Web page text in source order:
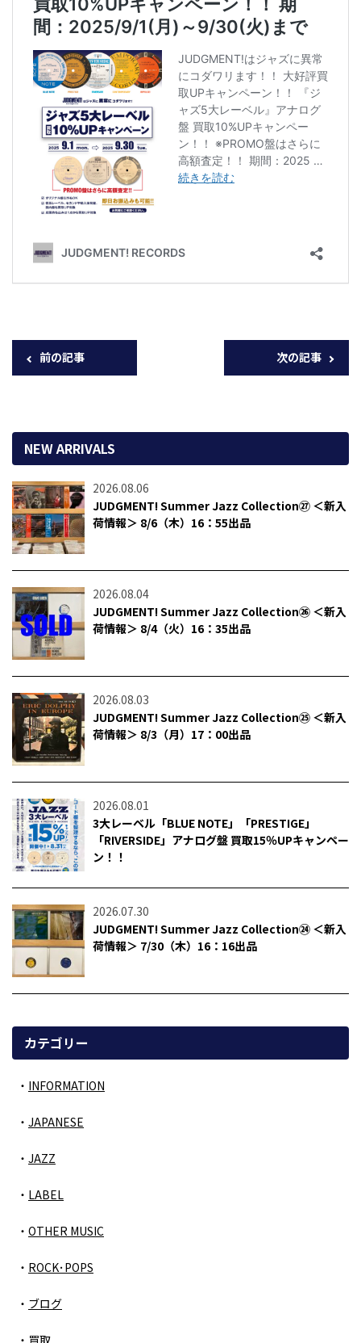
前の記事 次の記事
NEW ARRIVALS
2026.08.06
JUDGMENT! Summer Jazz Collection㉗ ＜新入
荷情報＞ 8/6（木）16：55出品
2026.08.04
JUDGMENT! Summer Jazz Collection㉖ ＜新入
荷情報＞ 8/4（火）16：35出品
2026.08.03
JUDGMENT! Summer Jazz Collection㉕ ＜新入
荷情報＞ 8/3（月）17：00出品
2026.08.01
3大レーベル「BLUE NOTE」「PRESTIGE」
「RIVERSIDE」アナログ盤 買取15％UPキャンペー
ン！！
2026.07.30
JUDGMENT! Summer Jazz Collection㉔ ＜新入
荷情報＞ 7/30（木）16：16出品
カテゴリー
INFORMATION
JAPANESE
JAZZ
LABEL
OTHER MUSIC
ROCK･POPS
ブログ
買取